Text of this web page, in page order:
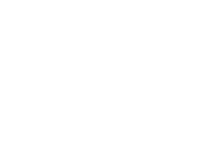
出演させて頂きます☺️